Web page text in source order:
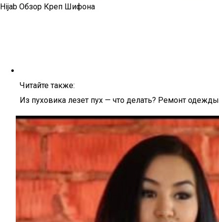
Hijab Обзор Креп Шифона
Читайте также:
Из пуховика лезет пух — что делать? Ремонт одежды